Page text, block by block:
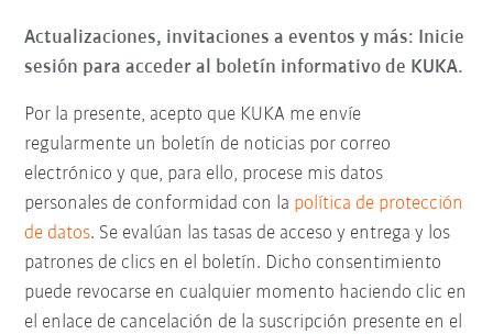
Actualizaciones, invitaciones a eventos y más: Inicie
sesión para acceder al boletín informativo de KUKA.
Por la presente, acepto que KUKA me envíe
regularmente un boletín de noticias por correo
electrónico y que, para ello, procese mis datos
personales de conformidad con la política de protección
de datos. Se evalúan las tasas de acceso y entrega y los
patrones de clics en el boletín. Dicho consentimiento
puede revocarse en cualquier momento haciendo clic en
el enlace de cancelación de la suscripción presente en el